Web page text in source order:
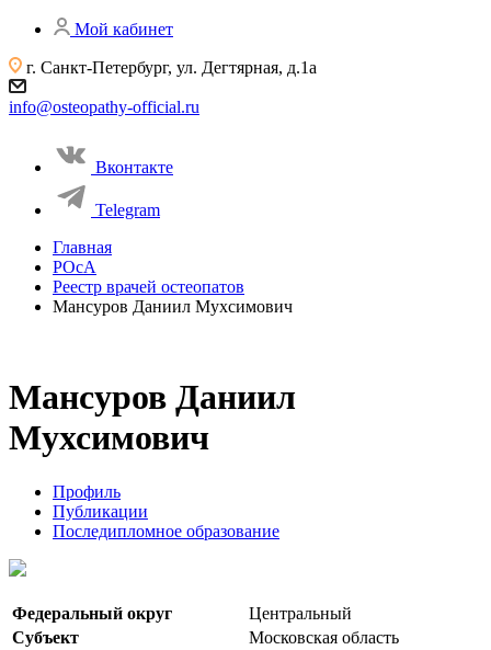
Мой кабинет
г. Санкт-Петербург, ул. Дегтярная, д.1а
info@osteopathy-official.ru
Вконтакте
Telegram
Главная
РОсА
Реестр врачей остеопатов
Мансуров Даниил Мухсимович
Мансуров Даниил
Мухсимович
Профиль
Публикации
Последипломное образование
Федеральный округ
Центральный
Субъект
Московская область